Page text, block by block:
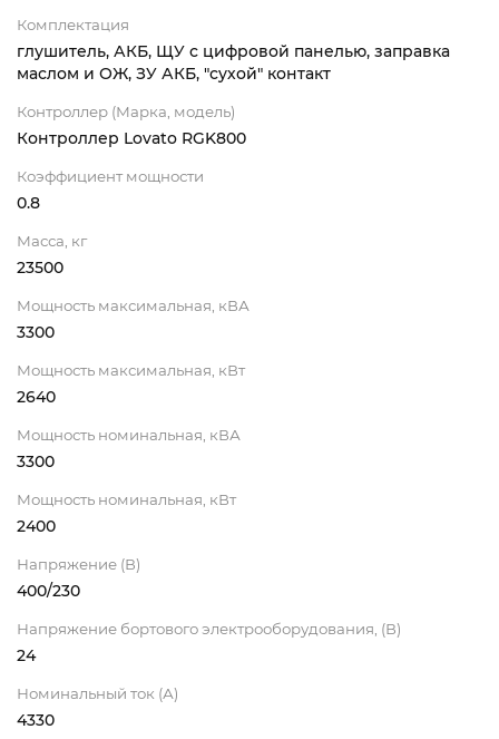
Комплектация
глушитель, АКБ, ЩУ с цифровой панелью, заправка
маслом и ОЖ, ЗУ АКБ, "сухой" контакт
Контроллер (Марка, модель)
Контроллер Lovato RGK800
Коэффициент мощности
0.8
Масса, кг
23500
Мощность максимальная, кВА
3300
Мощность максимальная, кВт
2640
Мощность номинальная, кВА
3300
Мощность номинальная, кВт
2400
Напряжение (В)
400/230
Напряжение бортового электрооборудования, (В)
24
Номинальный ток (А)
4330